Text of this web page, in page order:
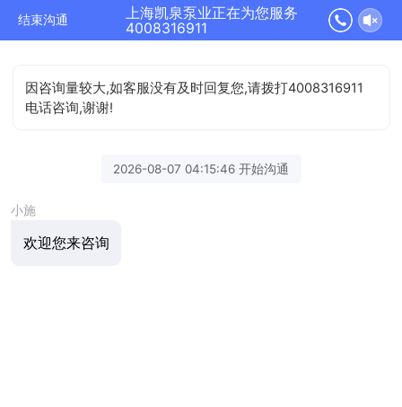
结束沟通
上海凯泉泵业正在为您服务
4008316911
因咨询量较大,如客服没有及时回复您,请拨打4008316911
电话咨询,谢谢!
2026-08-07 04:15:46 开始沟通
小施
欢迎您来咨询